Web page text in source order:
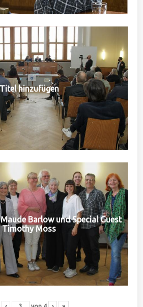
hinzufügen
Barlow und Special Guest
Timothy Moss